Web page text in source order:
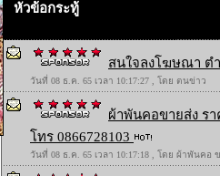
หัวข้อกระทู้
สนใจลงโฆษณา ต
วันที่ 08 ธ.ค. 65 เวลา 10:17:27 , โดย ตนข่าว
ผ้าพันคอขายส่ง ร
โทร 0866728103
วันที่ 08 ธ.ค. 65 เวลา 10:17:18 , โดย ผ้าพันคอ